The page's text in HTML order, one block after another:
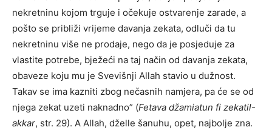
nekretninu kojom trguje i očekuje ostvarenje zarade, a
pošto se približi vrijeme davanja zekata, odluči da tu
nekretninu više ne prodaje, nego da je posjeduje za
vlastite potrebe, bježeći na taj način od davanja zekata,
obaveze koju mu je Svevišnji Allah stavio u dužnost.
Takav se ima kazniti zbog nečasnih namjera, pa će se od
njega zekat uzeti naknadno” (Fetava džamiatun fi zekatil-
akkar, str. 29). A Allah, dželle šanuhu, opet, najbolje zna.